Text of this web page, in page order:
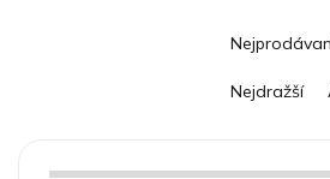
Ř
a
z
í
Nejdražší